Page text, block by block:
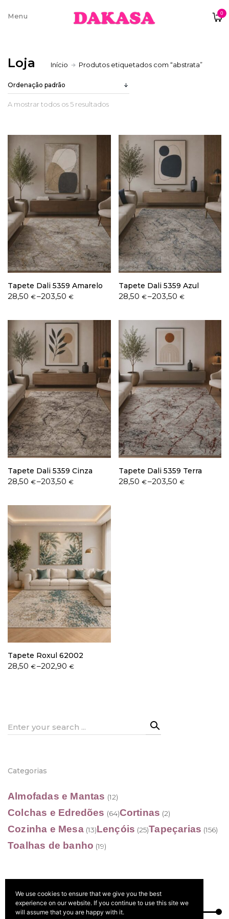
0
Sobre nós
Trocas e Devoluções
Termos e condições
Livro de Reclamações
Loja Início Produtos etiquetados com “abstrata”
A mostrar todos os 5 resultados
Tapete Dali 5359 Amarelo
28,50 €–203,50€
Price
through
203,50 €
Tapete Dali 5359 Azul
28,50 €–203,50 €
Price
through
203,50 €
Tapete Dali 5359 Cinza
28,50 €–203,50€
Price
through
203,50 €
Tapete Dali 5359 Terra
28,50 €–203,50 €
Price
Tapete Roxul 62002
28,50 €–202,90€
Price
Search
Categorias
Almofadas e Mantas (12)
Colchas e Edredões (64)Cortinas (2)
Cozinha e Mesa (13)Lençóis (25)Tapeçarias (156)
Toalhas de banho (19)
Filtrar por preço
We use cookies to ensure that we give you the best
experience on our website. If you continue to use this site we
will assume that you are happy with it.